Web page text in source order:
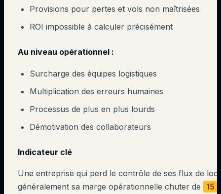
Provisions pour pertes et vols non maîtrisées
ROI impossible à calculer précisément
Au niveau opérationnel :
Surcharge des équipes logistiques
Multiplication des erreurs humaines
Processus de plus en plus lourds
Démotivation des collaborateurs
Indicateur clé
Une entreprise qui perd le contrôle de ses flux de
généralement sa marge opérationnelle chuter de
15